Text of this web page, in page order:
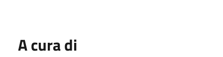
A cura di